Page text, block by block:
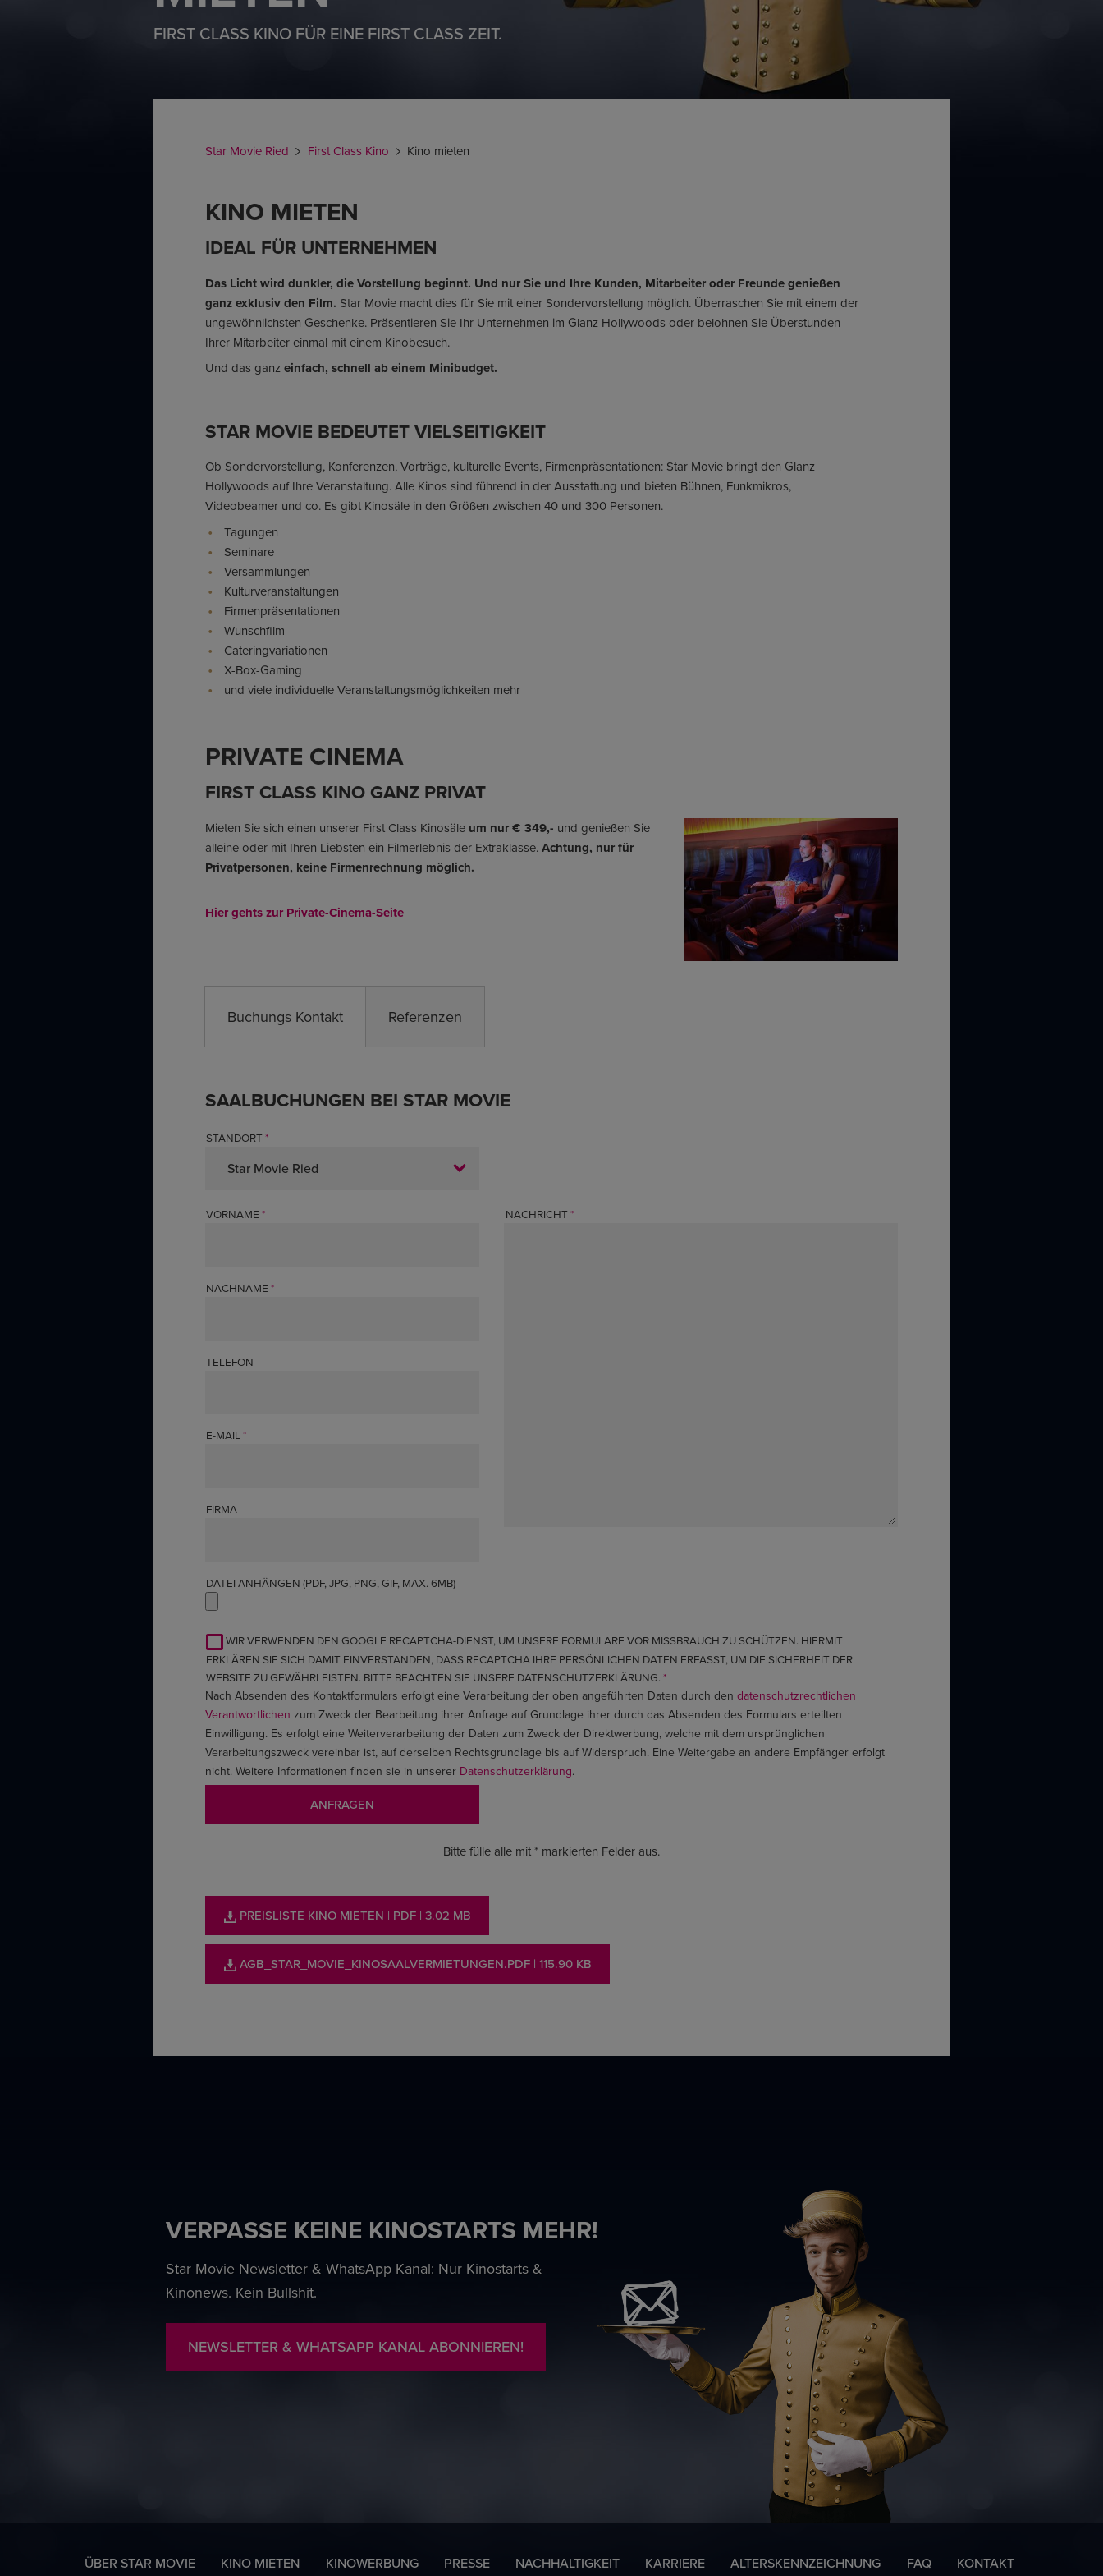
FIRST CLASS KINO FÜR EINE FIRST CLASS ZEIT.
Star Movie Ried First Class Kino Kino mieten
KINO MIETEN
IDEAL FÜR UNTERNEHMEN
Das Licht wird dunkler, die Vorstellung beginnt. Und nur Sie und Ihre Kunden, Mitarbeiter oder Freunde genießen
ganz exklusiv den Film. Star Movie macht dies für Sie mit einer Sondervorstellung möglich. Überraschen Sie mit einem der
ungewöhnlichsten Geschenke. Präsentieren Sie Ihr Unternehmen im Glanz Hollywoods oder belohnen Sie Überstunden
Ihrer Mitarbeiter einmal mit einem Kinobesuch.
Und das ganzeinfach, schnell ab einem Minibudget.
STAR MOVIE BEDEUTET VIELSEITIGKEIT
Ob Sondervorstellung, Konferenzen, Vorträge, kulturelle Events, Firmenpräsentationen: Star Movie bringt den Glanz
Hollywoods auf Ihre Veranstaltung. Alle Kinos sind führend in der Ausstattung und bieten Bühnen, Funkmikros,
Videobeamer und co. Es gibt Kinosäle in den Größen zwischen 40 und 300 Personen.
Tagungen
Seminare
Versammlungen
Kulturveranstaltungen
Firmenpräsentationen
Wunschfilm
Cateringvariationen
X-Box-Gaming
und viele individuelle Veranstaltungsmöglichkeiten mehr
PRIVATE CINEMA
FIRST CLASS KINO GANZ PRIVAT
Mieten Sie sich einen unserer First Class Kinosäle um nur € 349,- und genießen Sie
alleine oder mit Ihren Liebsten ein Filmerlebnis der Extraklasse.Achtung, nur für
Privatpersonen, keine Firmenrechnung möglich.
Hier gehts zur Private-Cinema-Seite
Buchungs Kontakt Referenzen
SAALBUCHUNGEN BEI STAR MOVIE
STANDORT
VORNAME
NACHNAME
TELEFON
E-MAIL
FIRMA
DATEI ANHÄNGEN (PDF, JPG, PNG, GIF, MAX. 6MB)
NACHRICHT
WIR VERWENDEN DEN GOOGLE RECAPTCHA-DIENST, UM UNSERE FORMULARE VOR MISSBRAUCH ZU SCHÜTZEN. HIERMIT
ERKLÄREN SIE SICH DAMIT EINVERSTANDEN, DASS RECAPTCHA IHRE PERSÖNLICHEN DATEN ERFASST, UM DIE SICHERHEIT DER
WEBSITE ZU GEWÄHRLEISTEN. BITTE BEACHTEN SIE UNSERE DATENSCHUTZERKLÄRUNG.
Nach Absenden des Kontaktformulars erfolgt eine Verarbeitung der oben angeführten Daten durch den datenschutzrechtlichen
Verantwortlichen zum Zweck der Bearbeitung ihrer Anfrage auf Grundlage ihrer durch das Absenden des Formulars erteilten
Einwilligung. Es erfolgt eine Weiterverarbeitung der Daten zum Zweck der Direktwerbung, welche mit dem ursprünglichen
Verarbeitungszweck vereinbar ist, auf derselben Rechtsgrundlage bis auf Widerspruch. Eine Weitergabe an andere Empfänger erfolgt
nicht. Weitere Informationen finden sie in unserer Datenschutzerklärung.
ANFRAGEN
Bitte fülle alle mit * markierten Felder aus.
PREISLISTE KINO MIETEN | PDF | 3.02 MB
AGB_STAR_MOVIE_KINOSAALVERMIETUNGEN.PDF | 115.90 KB
VERPASSE KEINE KINOSTARTS MEHR!
Star Movie Newsletter & WhatsApp Kanal: Nur Kinostarts &
Kinonews. Kein Bullshit.
NEWSLETTER & WHATSAPP KANAL ABONNIEREN!
ÜBER STAR MOVIE KINO MIETEN KINOWERBUNG PRESSE NACHHALTIGKEIT KARRIERE ALTERSKENNZEICHNUNG FAQ KONTAKT